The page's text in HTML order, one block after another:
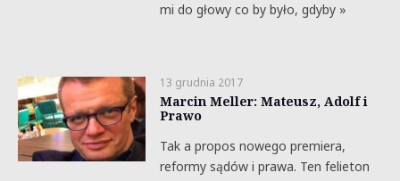
mi do głowy co by było, gdyby »
13 grudnia 2017
Marcin Meller: Mateusz, Adolf i
Prawo
Tak a propos nowego premiera,
reformy sądów i prawa. Ten felieton